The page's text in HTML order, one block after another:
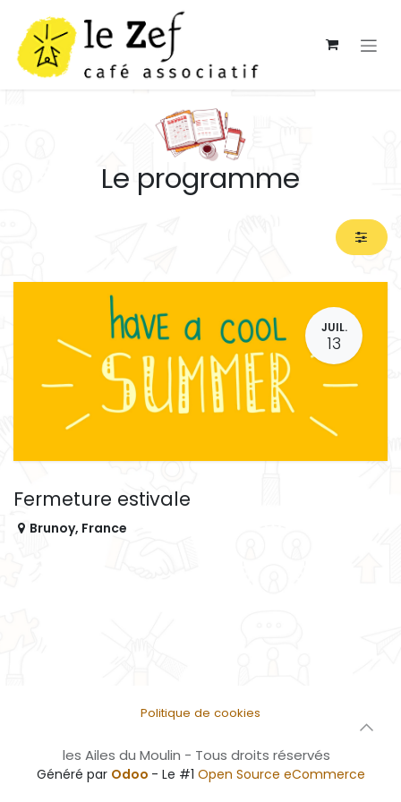
Le programme
JUIL.
13
Fermeture estivale
Brunoy, France
Politique de cookies
les Ailes du Moulin - Tous droits réservés
Généré par Odoo - Le #1 Open Source eCommerce